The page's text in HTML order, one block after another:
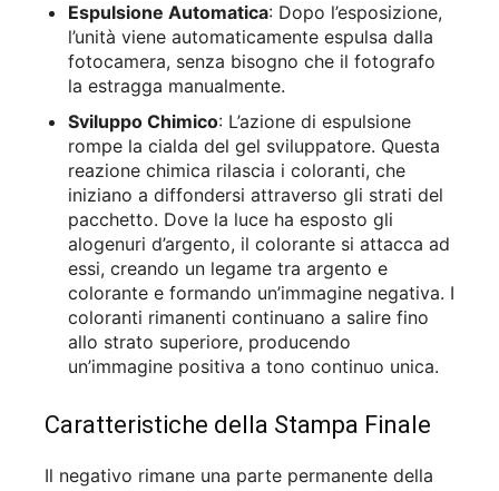
Espulsione Automatica: Dopo l’esposizione,
l’unità viene automaticamente espulsa dalla
fotocamera, senza bisogno che il fotografo
la estragga manualmente.
Sviluppo Chimico: L’azione di espulsione
rompe la cialda del gel sviluppatore. Questa
reazione chimica rilascia i coloranti, che
iniziano a diffondersi attraverso gli strati del
pacchetto. Dove la luce ha esposto gli
alogenuri d’argento, il colorante si attacca ad
essi, creando un legame tra argento e
colorante e formando un’immagine negativa. I
coloranti rimanenti continuano a salire fino
allo strato superiore, producendo
un’immagine positiva a tono continuo unica.
Caratteristiche della Stampa Finale
Il negativo rimane una parte permanente della